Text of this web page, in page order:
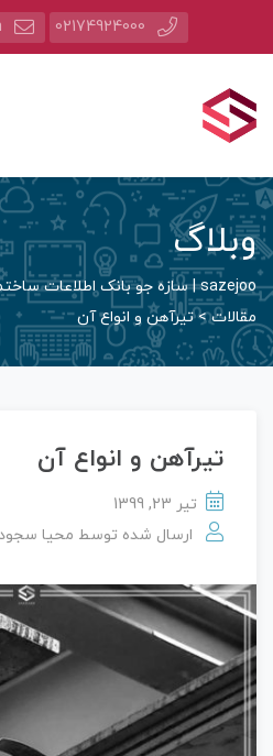
02174924000
وبلاگ
sazejoo | سازه جو بانک اطلاعات ساختمان های در حال ساخت
مقالات>تیرآهن و انواع آن
تیرآهن و انواع آن
تیر 23, 1399
ارسال شده توسط محیا